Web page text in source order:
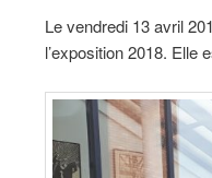
Le vendredi 13 avril
l’exposition 2018. Elle